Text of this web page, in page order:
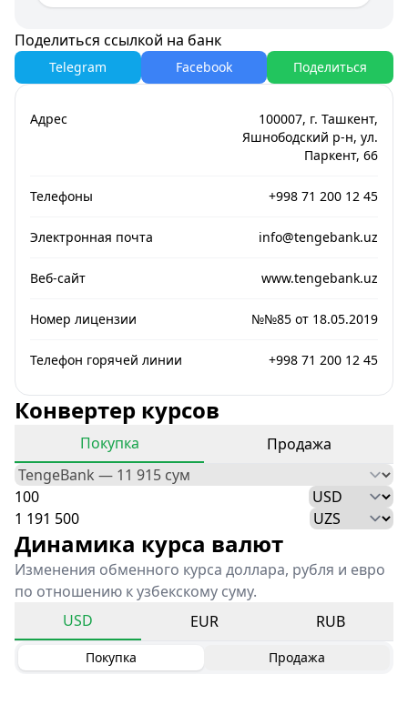
Фокусные направления:
- Межстрановые платежи
- Корпоративный банкинг
- Торговое финансирование
Поделиться ссылкой на банк
Telegram Facebook Поделиться
Адрес
100007, г. Ташкент,
Яшнободский р-н, ул.
Паркент, 66
Телефоны +998 71 200 12 45
Электронная почта info@tengebank.uz
Веб-сайт www.tengebank.uz
Номер лицензии №№85 от 18.05.2019
Телефон горячей линии +998 71 200 12 45
Конвертер курсов
Покупка Продажа
Динамика курса валют
Изменения обменного курса доллара, рубля и евро
по отношению к узбекскому суму.
USD
EUR RUB
Покупка Продажа